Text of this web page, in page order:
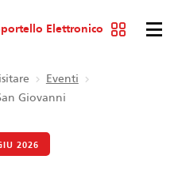
Elettronico
Eventi
Giovanni
2026